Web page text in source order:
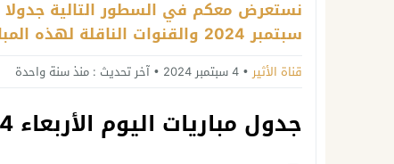
نستعرض معكم في السطور التالية جدولا
سبتمبر 2024 والقنوات الناقلة لهذه المباريات.
قناة الأثير 4 سبتمبر 2024 آخر تحديث : منذ سنة واحدة
جدول مباريات اليوم الأربعاء 4 سبتمبر 2024 والقنوات الناقلة